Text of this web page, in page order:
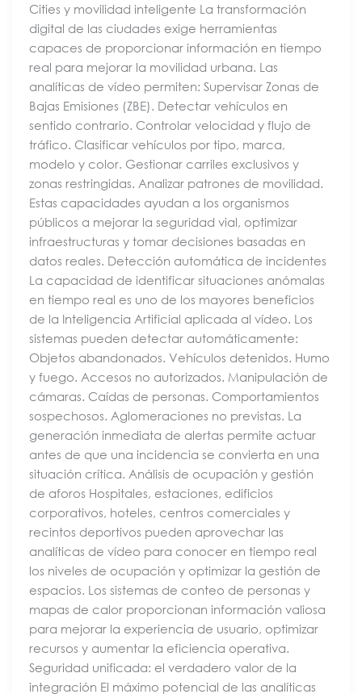
Cities y movilidad inteligente La transformación
digital de las ciudades exige herramientas
capaces de proporcionar información en tiempo
real para mejorar la movilidad urbana. Las
analíticas de vídeo permiten: Supervisar Zonas de
Bajas Emisiones (ZBE). Detectar vehículos en
sentido contrario. Controlar velocidad y flujo de
tráfico. Clasificar vehículos por tipo, marca,
modelo y color. Gestionar carriles exclusivos y
zonas restringidas. Analizar patrones de movilidad.
Estas capacidades ayudan a los organismos
públicos a mejorar la seguridad vial, optimizar
infraestructuras y tomar decisiones basadas en
datos reales. Detección automática de incidentes
La capacidad de identificar situaciones anómalas
en tiempo real es uno de los mayores beneficios
de la Inteligencia Artificial aplicada al vídeo. Los
sistemas pueden detectar automáticamente:
Objetos abandonados. Vehículos detenidos. Humo
y fuego. Accesos no autorizados. Manipulación de
cámaras. Caídas de personas. Comportamientos
sospechosos. Aglomeraciones no previstas. La
generación inmediata de alertas permite actuar
antes de que una incidencia se convierta en una
situación crítica. Análisis de ocupación y gestión
de aforos Hospitales, estaciones, edificios
corporativos, hoteles, centros comerciales y
recintos deportivos pueden aprovechar las
analíticas de vídeo para conocer en tiempo real
los niveles de ocupación y optimizar la gestión de
espacios. Los sistemas de conteo de personas y
mapas de calor proporcionan información valiosa
para mejorar la experiencia de usuario, optimizar
recursos y aumentar la eficiencia operativa.
Seguridad unificada: el verdadero valor de la
integración El máximo potencial de las analíticas